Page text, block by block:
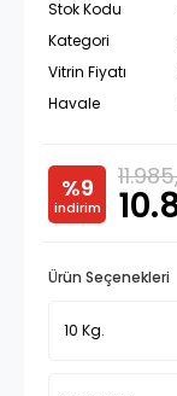
Stok Kodu
Kategori
Vitrin Fiyatı
Havale
%9
indirim
Ürün Seçenekleri